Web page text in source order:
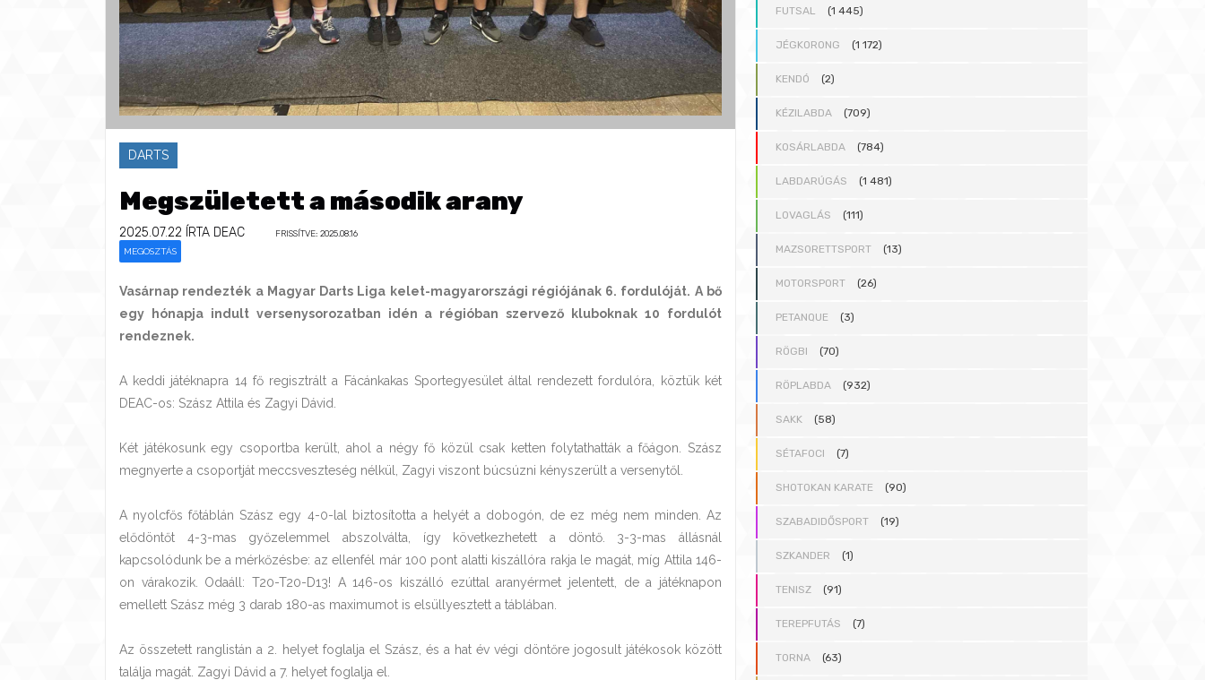
DARTS
Megszületett a második arany
2025.07.22 ÍRTA DEAC FRISSÍTVE: 2025.08.16
MEGOSZTÁS
Vasárnap rendezték a Magyar Darts Liga kelet-magyarországi régiójának 6. fordulóját. A bő
egy hónapja indult versenysorozatban idén a régióban szervező kluboknak 10 fordulót
rendeznek.
A keddi játéknapra 14 fő regisztrált a Fácánkakas Sportegyesület által rendezett fordulóra, köztük két
DEAC-os: Szász Attila és Zagyi Dávid.
Két játékosunk egy csoportba került, ahol a négy fő közül csak ketten folytathatták a főágon. Szász
megnyerte a csoportját meccsveszteség nélkül, Zagyi viszont búcsúzni kényszerült a versenytől.
A nyolcfős főtáblán Szász egy 4-0-lal biztosította a helyét a dobogón, de ez még nem minden. Az
elődöntőt 4-3-mas győzelemmel abszolválta, így következhetett a döntő. 3-3-mas állásnál
kapcsolódunk be a mérkőzésbe: az ellenfél már 100 pont alatti kiszállóra rakja le magát, míg Attila 146-
on várakozik. Odaáll: T20-T20-D13! A 146-os kiszálló ezúttal aranyérmet jelentett, de a játéknapon
emellett Szász még 3 darab 180-as maximumot is elsüllyesztett a táblában.
Az összetett ranglistán a 2. helyet foglalja el Szász, és a hat év végi döntőre jogosult játékosok között
találja magát. Zagyi Dávid a 7. helyet foglalja el.
FUTSAL (1 445)
JÉGKORONG (1 172)
KENDÓ (2)
KÉZILABDA (709)
KOSÁRLABDA (784)
LABDARÚGÁS (1 481)
LOVAGLÁS (111)
MAZSORETTSPORT (13)
MOTORSPORT (26)
PETANQUE (3)
RÖGBI (70)
RÖPLABDA (932)
SAKK (58)
SÉTAFOCI (7)
SHOTOKAN KARATE (90)
SZABADIDŐSPORT (19)
SZKANDER (1)
TENISZ (91)
TEREPFUTÁS (7)
TORNA (63)